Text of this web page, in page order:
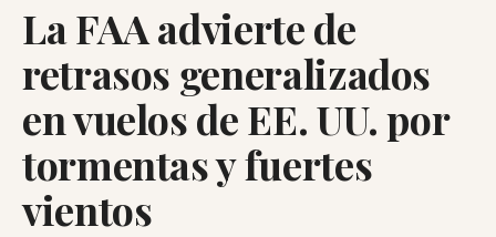
La FAA advierte de
retrasos generalizados
en vuelos de EE. UU. por
tormentas y fuertes
vientos